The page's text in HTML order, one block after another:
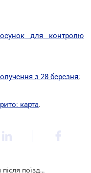
для контролю
з 28 березня;
карта.
Кому не потрібно самоізолюватися після поїздки за кордон